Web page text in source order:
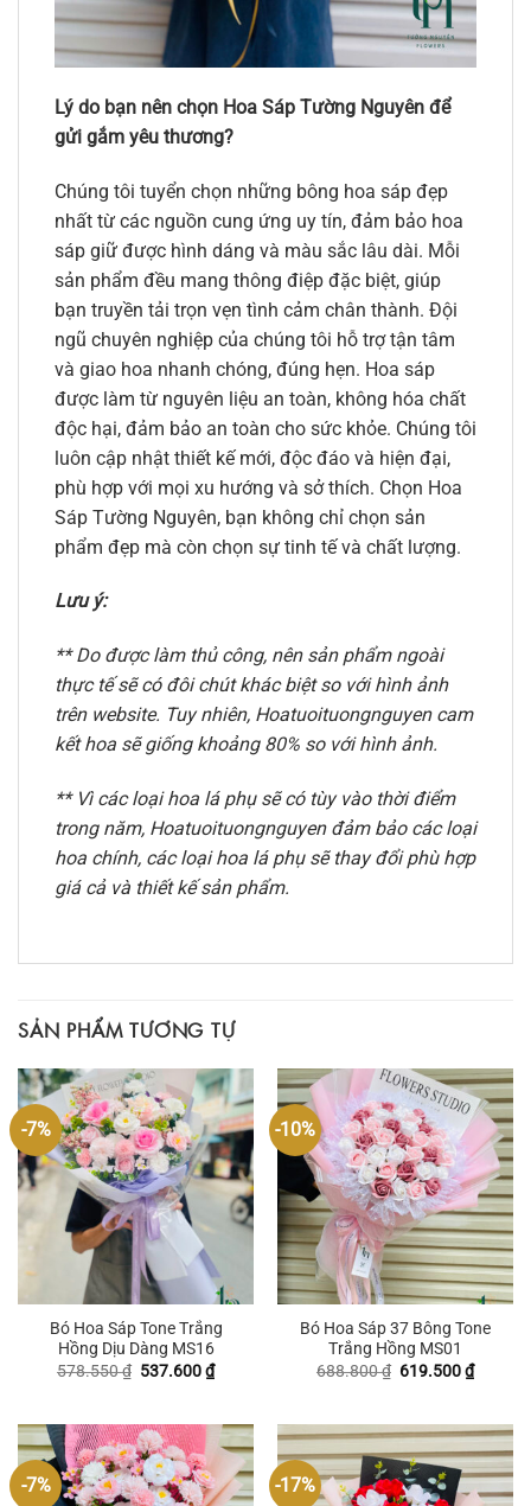
Lý do bạn nên chọn Hoa Sáp Tường Nguyên để
gửi gắm yêu thương?
Chúng tôi tuyển chọn những bông hoa sáp đẹp
nhất từ các nguồn cung ứng uy tín, đảm bảo hoa
sáp giữ được hình dáng và màu sắc lâu dài. Mỗi
sản phẩm đều mang thông điệp đặc biệt, giúp
bạn truyền tải trọn vẹn tình cảm chân thành. Đội
ngũ chuyên nghiệp của chúng tôi hỗ trợ tận tâm
và giao hoa nhanh chóng, đúng hẹn. Hoa sáp
được làm từ nguyên liệu an toàn, không hóa chất
độc hại, đảm bảo an toàn cho sức khỏe. Chúng tôi
luôn cập nhật thiết kế mới, độc đáo và hiện đại,
phù hợp với mọi xu hướng và sở thích. Chọn Hoa
Sáp Tường Nguyên, bạn không chỉ chọn sản
phẩm đẹp mà còn chọn sự tinh tế và chất lượng.
Lưu ý:
** Do được làm thủ công, nên sản phẩm ngoài
thực tế sẽ có đôi chút khác biệt so với hình ảnh
trên website. Tuy nhiên, Hoatuoituongnguyen cam
kết hoa sẽ giống khoảng 80% so với hình ảnh.
** Vì các loại hoa lá phụ sẽ có tùy vào thời điểm
trong năm, Hoatuoituongnguyen đảm bảo các loại
hoa chính, các loại hoa lá phụ sẽ thay đổi phù hợp
giá cả và thiết kế sản phẩm.
SẢN PHẨM TƯƠNG TỰ
-7%
Bó Hoa Sáp Tone Trắng
Hồng Dịu Dàng MS16
578.550₫ Giá
537.600₫Giá
hiện
537.600 ₫.
-10%
Bó Hoa Sáp 37 Bông Tone
Trắng Hồng MS01
688.800₫ Giá
619.500₫Giá
hiện
-7% -17%